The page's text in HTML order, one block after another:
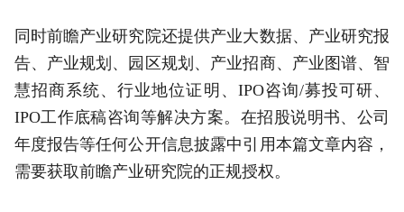
同时前瞻产业研究院还提供产业大数据、产业研究报
告、产业规划、园区规划、产业招商、产业图谱、智
慧招商系统、行业地位证明、IPO咨询/募投可研、
IPO工作底稿咨询等解决方案。在招股说明书、公司
年度报告等任何公开信息披露中引用本篇文章内容，
需要获取前瞻产业研究院的正规授权。